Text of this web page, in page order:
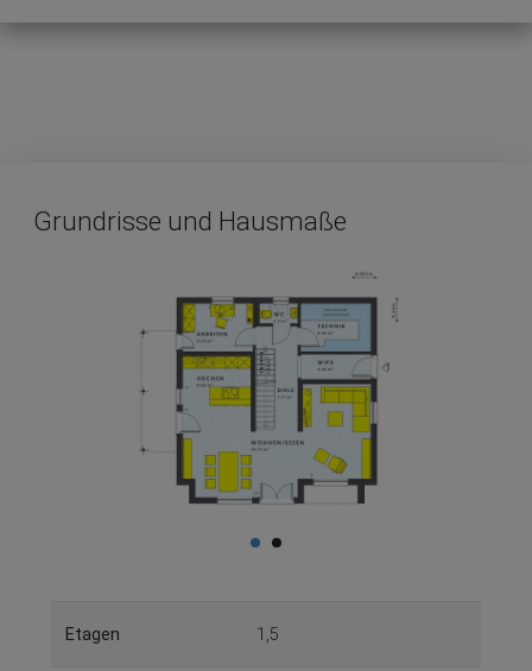
Grundrisse und Hausmaße
Etagen 1,5